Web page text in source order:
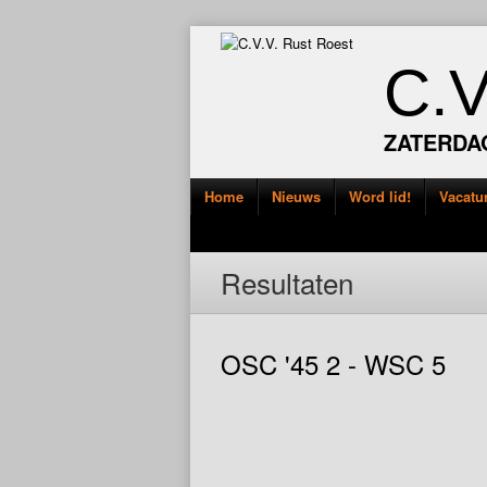
Home Nieuws Word lid!
Resultaten
OSC '45 2 - WSC 5